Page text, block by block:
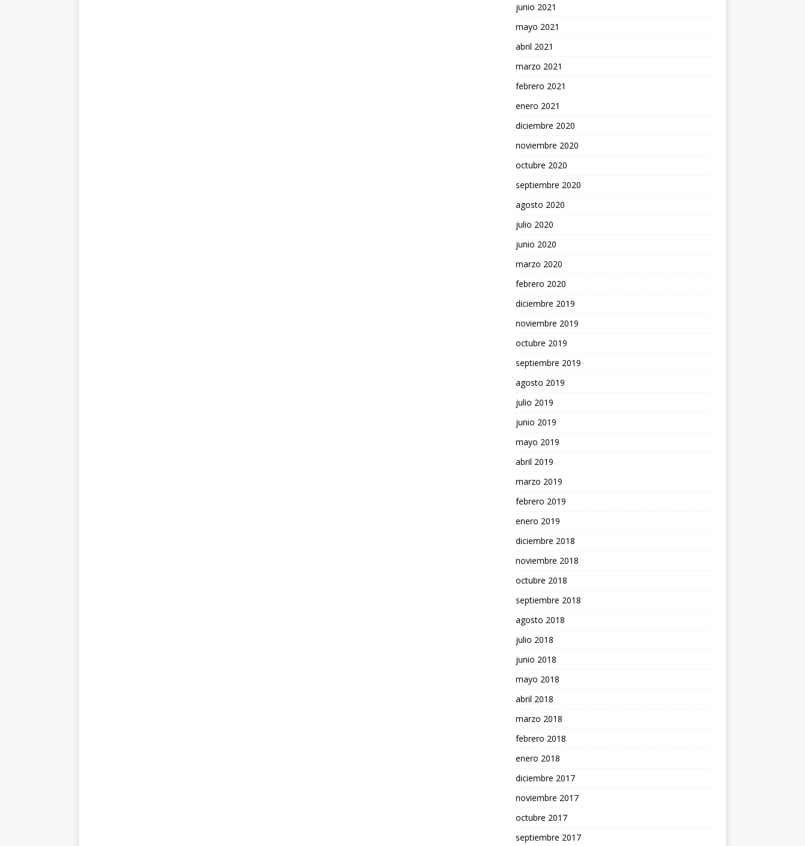
junio 2021
mayo 2021
abril 2021
marzo 2021
febrero 2021
enero 2021
diciembre 2020
noviembre 2020
octubre 2020
septiembre 2020
agosto 2020
julio 2020
junio 2020
marzo 2020
febrero 2020
diciembre 2019
noviembre 2019
octubre 2019
septiembre 2019
agosto 2019
julio 2019
junio 2019
mayo 2019
abril 2019
marzo 2019
febrero 2019
enero 2019
diciembre 2018
noviembre 2018
octubre 2018
septiembre 2018
agosto 2018
julio 2018
junio 2018
mayo 2018
abril 2018
marzo 2018
febrero 2018
enero 2018
diciembre 2017
noviembre 2017
octubre 2017
septiembre 2017